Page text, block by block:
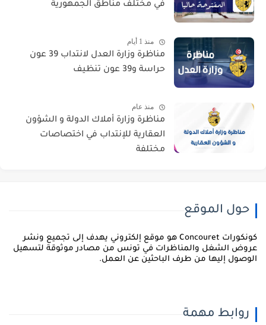
في مختلف مناطق الجمهورية
منذ 1 أيام
مناظرة وزارة العدل لانتداب 39 عون
حراسة و39 عون تنظيف
منذ عام
مناظرة وزارة أملاك الدولة و الشؤون
العقارية للإنتداب في اختصاصات
مختلفة
حول الموقع
كونكورات Concouret هو موقع إلكتروني يهدف إلى تجميع ونشر
الشغل والمناظرات في تونس من مصادر موثوقة لتسهيل
إليها من طرف الباحثين عن العمل.
روابط مهمة